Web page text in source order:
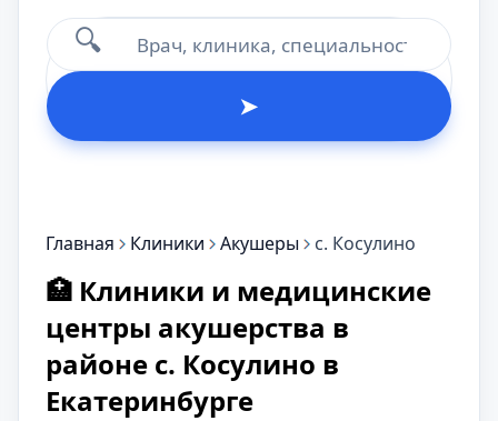
🔍
➤
Главная Клиники Акушеры с. Косулино
🏥 Клиники и медицинские
центры акушерства в
районе с. Косулино в
Екатеринбурге